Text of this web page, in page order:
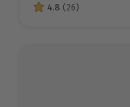
4.8 von 5 Sternen
4.8 (26)